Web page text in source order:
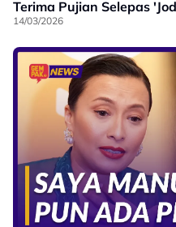
Terima Pujian Selepas
14/03/2026